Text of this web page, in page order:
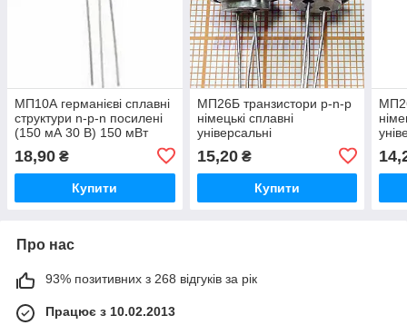
МП10А германієві сплавні
структури n-p-n посилені
(150 мА 30 В) 150 мВт
18,90 ₴
Купити
МП26Б транзистори p-n-p
німецькі сплавні
універсальні
15,20₴
Купити
Про нас
93% позитивних з 268 відгуків за рік
Працює з 10.02.2013